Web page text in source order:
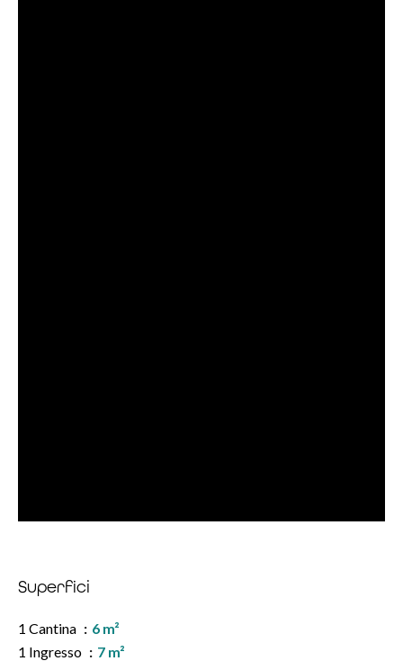
Superfici
1 Cantina
6 m²
1 Ingresso
7 m²